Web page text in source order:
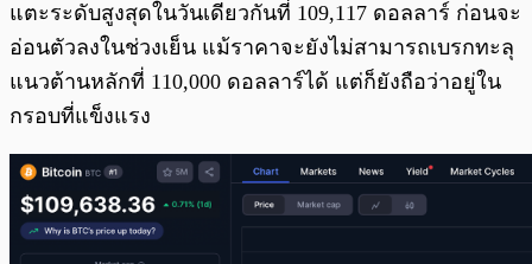
แตะระดับสูงสุดในวันเดียวกันที่ 109,117 ดอลลาร์ ก่อนจะ
อ่อนตัวลงในช่วงเย็น แม้ราคาจะยังไม่สามารถเบรกทะลุ
แนวต้านหลักที่ 110,000 ดอลลาร์ได้ แต่ก็ยังถือว่าอยู่ใน
กรอบที่แข็งแรง